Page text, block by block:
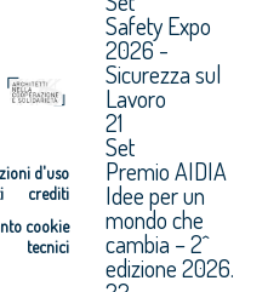
d'uso
crediti
cookie
tecnici
Safety Expo
2026 -
Sicurezza sul
Lavoro
21
Set
Premio AIDIA
Idee per un
mondo che
cambia – 2^
edizione 2026.